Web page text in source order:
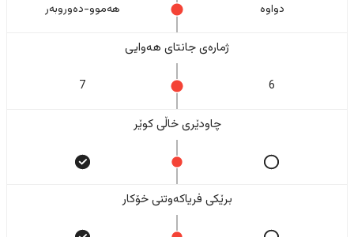
دواوە هەموو-دەوروبەر
ژمارەی جانتای هەوایی
6
7
چاودێری خاڵی کوێر
برێکی فریاکەوتنی خۆکار